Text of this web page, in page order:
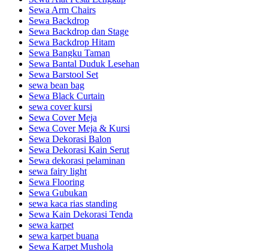
Sewa Arm Chairs
Sewa Backdrop
Sewa Backdrop dan Stage
Sewa Backdrop Hitam
Sewa Bangku Taman
Sewa Bantal Duduk Lesehan
Sewa Barstool Set
sewa bean bag
Sewa Black Curtain
sewa cover kursi
Sewa Cover Meja
Sewa Cover Meja & Kursi
Sewa Dekorasi Balon
Sewa Dekorasi Kain Serut
Sewa dekorasi pelaminan
sewa fairy light
Sewa Flooring
Sewa Gubukan
sewa kaca rias standing
Sewa Kain Dekorasi Tenda
sewa karpet
sewa karpet buana
Sewa Karpet Mushola